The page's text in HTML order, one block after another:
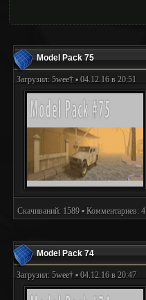
Model Pack 75
Загрузил: 5wee† ▪ 04.12.16 в 20:51
Скачиваний: 1589 ▪ Комментариев: 4
Model Pack 74
Загрузил: 5wee† ▪ 04.12.16 в 20:47